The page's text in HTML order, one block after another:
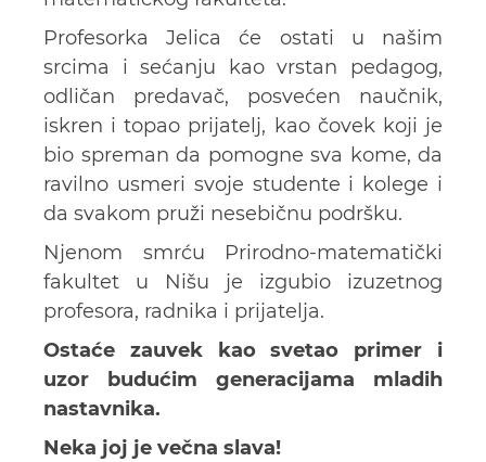
Profesorka Jelica će ostati u našim
srcima i sećanju kao vrstan pedagog,
odličan predavač, posvećen naučnik,
iskren i topao prijatelj, kao čovek koji je
bio spreman da pomogne sva kome, da
ravilno usmeri svoje studente i kolege i
da svakom pruži nesebičnu podršku.
Njenom smrću Prirodno-matematički
fakultet u Nišu je izgubio izuzetnog
profesora, radnika i prijatelja.
Ostaće zauvek kao svetao primer i
uzor budućim generacijama mladih
nastavnika.
Neka joj je večna slava!